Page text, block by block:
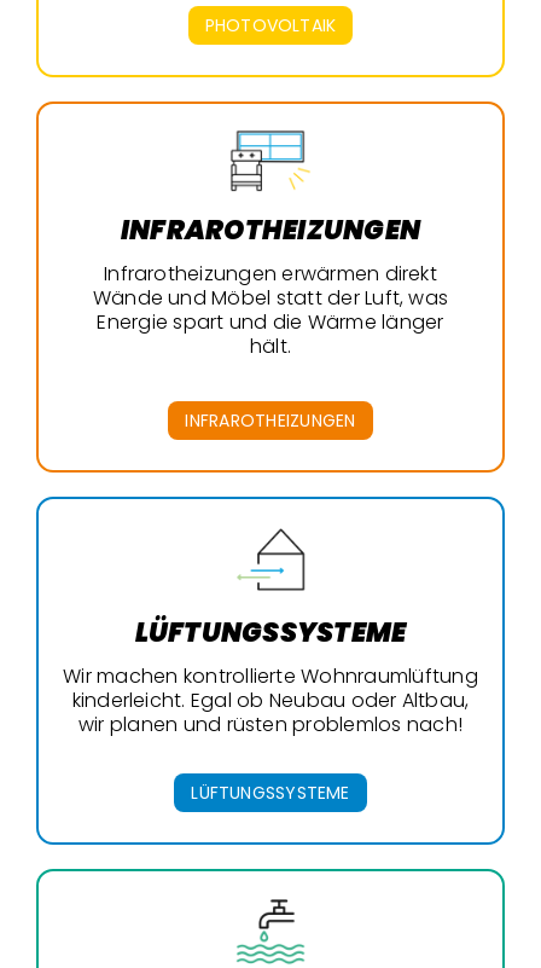
PHOTOVOLTAIK
INFRAROTHEIZUNGEN
Infrarotheizungen erwärmen direkt
Wände und Möbel statt der Luft, was
Energie spart und die Wärme länger
hält.
INFRAROTHEIZUNGEN
LÜFTUNGSSYSTEME
Wir machen kontrollierte Wohnraumlüftung
kinderleicht. Egal ob Neubau oder Altbau,
wir planen und rüsten problemlos nach!
LÜFTUNGSSYSTEME